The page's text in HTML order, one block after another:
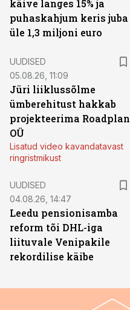
käive langes 15% ja
puhaskahjum keris juba
üle 1,3 miljoni euro
UUDISED
05.08.26, 11:09
Jüri liiklussõlme
ümberehitust hakkab
projekteerima Roadplan
OÜ
Lisatud video kavandatavast
ringristmikust
UUDISED
04.08.26, 14:47
Leedu pensionisamba
reform tõi DHL-iga
liituvale Venipakile
rekordilise käibe